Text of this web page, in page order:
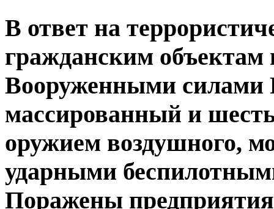
В ответ на
гражданским объектам
Вооруженными силами
массированный и
оружием воздушного,
ударными
Поражены